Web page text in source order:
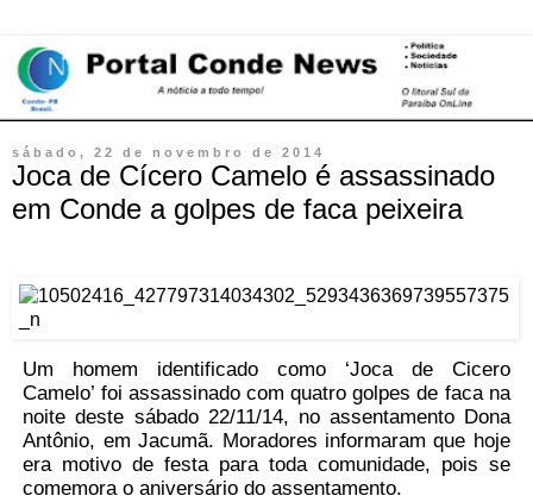
sábado, 22 de novembro de 2014
Joca de Cícero Camelo é assassinado
em Conde a golpes de faca peixeira
Um homem identificado como ‘Joca de Cicero
Camelo’ foi assassinado com quatro golpes de faca na
noite deste sábado 22/11/14, no assentamento Dona
Antônio, em Jacumã. Moradores informaram que hoje
era motivo de festa para toda comunidade, pois se
comemora o aniversário do assentamento.